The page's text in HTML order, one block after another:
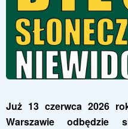
Już 13 czerwca 2026
Warszawie odbędzie